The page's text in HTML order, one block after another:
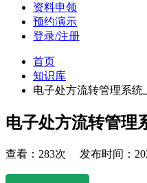
资料申领
预约演示
登录/注册
首页
知识库
电子处方流转管理系统
电子处方流转管理
查看：283次 发布时间：